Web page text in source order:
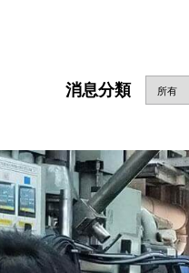
消息分類